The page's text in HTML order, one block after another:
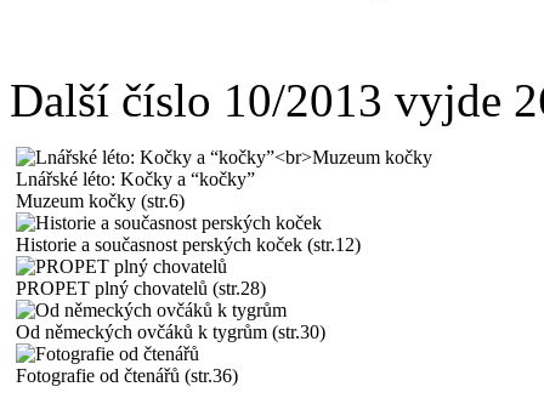
Další číslo 10/2013 vyjde
Lnářské léto: Kočky a “kočky”
Muzeum kočky (str.6)
Historie a současnost perských koček (str.12)
PROPET plný chovatelů (str.28)
Od německých ovčáků k tygrům (str.30)
Fotografie od čtenářů (str.36)